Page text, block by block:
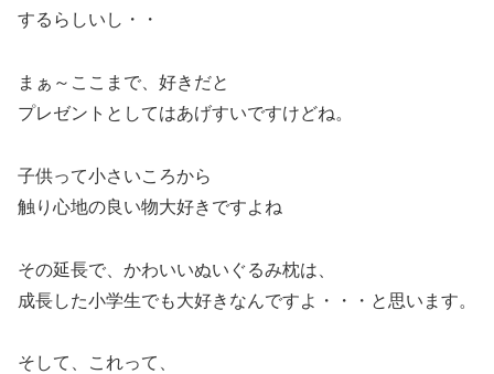
するらしいし・・
まぁ～ここまで、好きだと
プレゼントとしてはあげすいですけどね。
子供って小さいころから
触り心地の良い物大好きですよね
その延長で、かわいいぬいぐるみ枕は、
成長した小学生でも大好きなんですよ・・・と思います。
そして、これって、